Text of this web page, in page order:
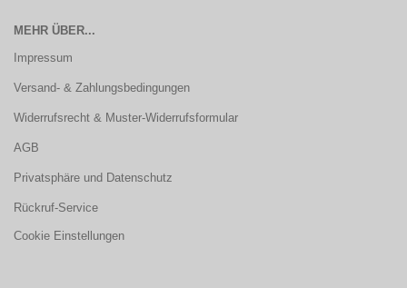
MEHR ÜBER...
Impressum
Versand- & Zahlungsbedingungen
Widerrufsrecht & Muster-Widerrufsformular
AGB
Privatsphäre und Datenschutz
Rückruf-Service
Cookie Einstellungen